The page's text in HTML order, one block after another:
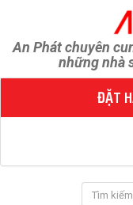
An Phát chuyên
những nhà
ĐẶT